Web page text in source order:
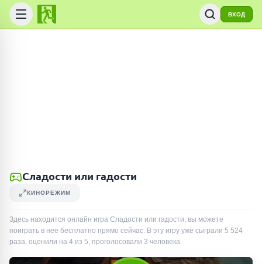
ВХОД
Сладости или гадости
КИНОРЕЖИМ
Здесь находится онлайн игра Сладости или гадости, вы можете
поиграть в нее бесплатно прямо сейчас. В эту игру уже сыграли 5 524
раза, оценили на 4 из 5, проголосовали 3 человека.